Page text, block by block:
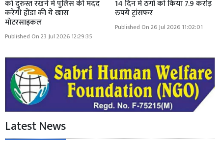
को दुरुस्त रखने में पुलिस की मदद
करेंगी होंडा की ये खास
मोटरसाइकल
Published On 23 Jul 2026 12:29:35
14 दिन में ठगों को किया 7.9 करोड़
रुपये ट्रांसफर
Published On 26 Jul 2026 11:02:01
Latest News